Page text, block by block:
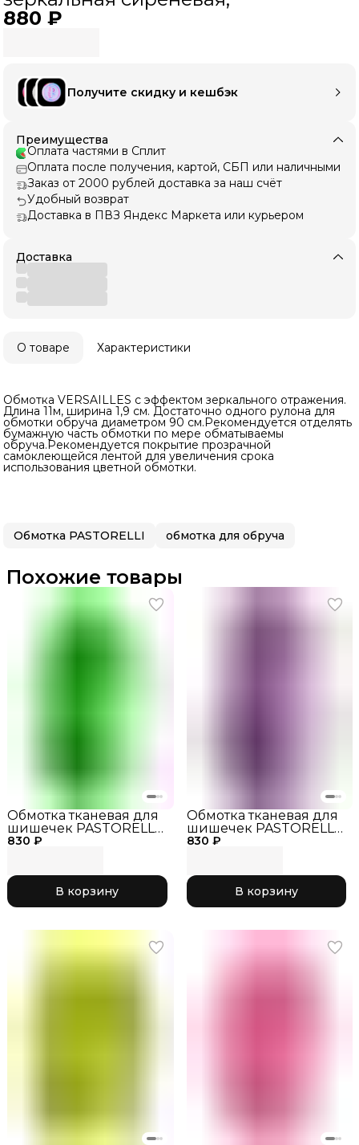
880 ₽
Получите скидку и кешбэк
Преимущества
Оплата частями в Сплит
Оплата после получения, картой, СБП или наличными
Заказ от 2000 рублей доставка за наш счёт
Удобный возврат
Доставка в ПВЗ Яндекс Маркета или курьером
Доставка
О товаре Характеристики
Обмотка VERSAILLES с эффектом зеркального отражения.
Длина 11м, ширина 1,9 см. Достаточно одного рулона для
обмотки обруча диаметром 90 см.Рекомендуется отделять
бумажную часть обмотки по мере обматываемы
обруча.Рекомендуется покрытие прозрачной
самоклеющейся лентой для увеличения срока
использования цветной обмотки.
Обмотка PASTORELLI обмотка для обруча
Похожие товары
830 ₽
Обмотка тканевая для
шишечек PASTORELLI
зеленый
В корзину
830 ₽
Обмотка тканевая для
шишечек PASTORELLI
фиолетовый
В корзину